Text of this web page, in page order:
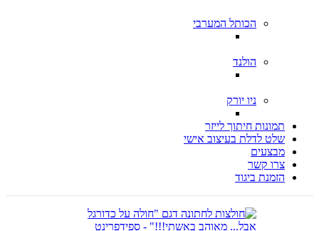
הכותל המערבי
הולנד
ניו יורק
תמונות חיתוך לייזר
שלט לדלת בעיצוב אישי
מבצעים
צרו קשר
הזמנת ביגוד